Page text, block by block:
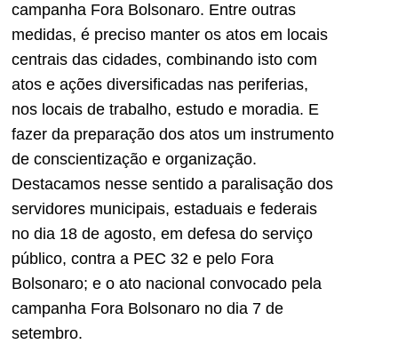
campanha Fora Bolsonaro. Entre outras
medidas, é preciso manter os atos em locais
centrais das cidades, combinando isto com
atos e ações diversificadas nas periferias,
nos locais de trabalho, estudo e moradia. E
fazer da preparação dos atos um instrumento
de conscientização e organização.
Destacamos nesse sentido a paralisação dos
servidores municipais, estaduais e federais
no dia 18 de agosto, em defesa do serviço
público, contra a PEC 32 e pelo Fora
Bolsonaro; e o ato nacional convocado pela
campanha Fora Bolsonaro no dia 7 de
setembro.